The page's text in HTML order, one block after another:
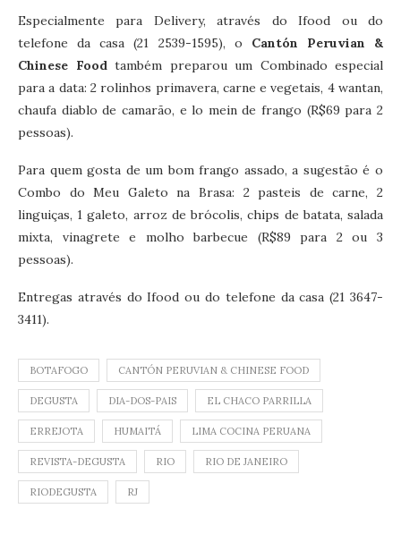
Especialmente para Delivery, através do Ifood ou do
telefone da casa (21 2539-1595), o Cantón Peruvian &
Chinese Foodtambém preparou um Combinado especial
para a data: 2 rolinhos primavera, carne e vegetais, 4 wantan,
chaufa diablo de camarão, e lo mein de frango (R$69 para 2
pessoas).
Para quem gosta de um bom frango assado, a sugestão é o
Combo do Meu Galeto na Brasa: 2 pasteis de carne, 2
linguiças, 1 galeto, arroz de brócolis, chips de batata, salada
mixta, vinagrete e molho barbecue (R$89 para 2 ou 3
pessoas).
Entregas através do Ifood ou do telefone da casa (21 3647-
3411).
BOTAFOGO CANTÓN PERUVIAN & CHINESE FOOD
DEGUSTA DIA-DOS-PAIS EL CHACO PARRILLA
ERREJOTA HUMAITÁ LIMA COCINA PERUANA
REVISTA-DEGUSTA RIO RIO DE JANEIRO
RIODEGUSTA RJ